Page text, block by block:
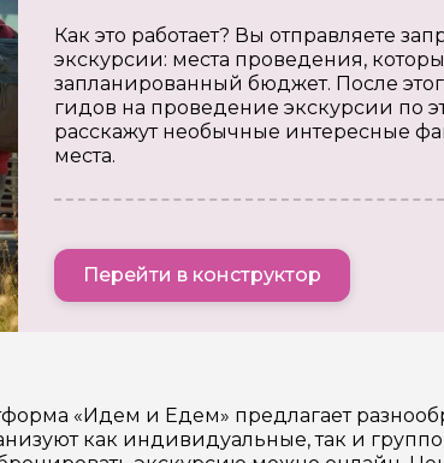
Как это работает? Вы отправляете
экскурсии: места проведения,
запланированный бюджет. После
гидов на проведение экскурсии по
расскажут необычные интересные
места.
Перейти в конструктор
«Идем и Едем» предлагает
как индивидуальные, так и